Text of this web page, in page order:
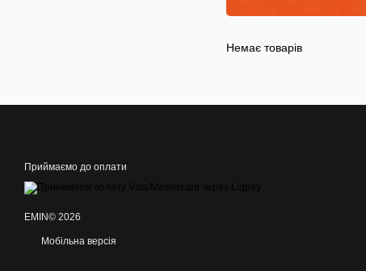
Немає товарів
Приймаємо до оплати
EMIN© 2026
Мобільна версія